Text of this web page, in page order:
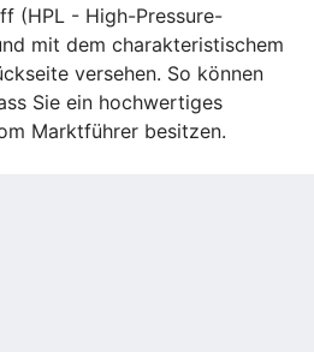
(HPL - High-Pressure-
mit dem charakteristischem
versehen. So können
Sie ein hochwertiges
Marktführer besitzen.